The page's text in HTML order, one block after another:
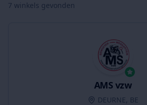
7 winkels gevonden
AMS vzw
DEURNE, BE